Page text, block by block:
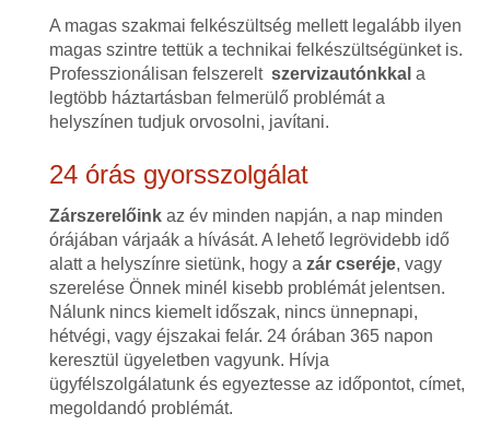
A magas szakmai felkészültség mellett legalább ilyen
magas szintre tettük a technikai felkészültségünket is.
Professzionálisan felszerelt szervizautónkkal a
legtöbb háztartásban felmerülő problémát a
helyszínen tudjuk orvosolni, javítani.
24 órás gyorsszolgálat
Zárszerelőinkaz év minden napján, a nap minden
órájában várjaák a hívását. A lehető legrövidebb idő
alatt a helyszínre sietünk, hogy a zár cseréje, vagy
szerelése Önnek minél kisebb problémát jelentsen.
Nálunk nincs kiemelt időszak, nincs ünnepnapi,
hétvégi, vagy éjszakai felár. 24 órában 365 napon
keresztül ügyeletben vagyunk. Hívja
ügyfélszolgálatunk és egyeztesse az időpontot, címet,
megoldandó problémát.